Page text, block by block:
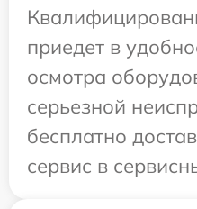
приедет в
осмотра
серьезной
бесплатно
сервис в